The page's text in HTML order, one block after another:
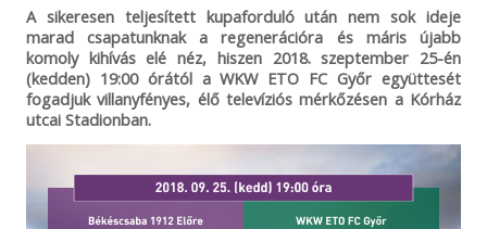
A sikeresen teljesített kupaforduló után nem sok ideje
marad csapatunknak a regenerációra és máris újabb
komoly kihívás elé néz, hiszen 2018. szeptember 25-én
(kedden) 19:00 órától a WKW ETO FC Győr együttesét
fogadjuk villanyfényes, élő televíziós mérkőzésen a Kórház
utcai Stadionban.